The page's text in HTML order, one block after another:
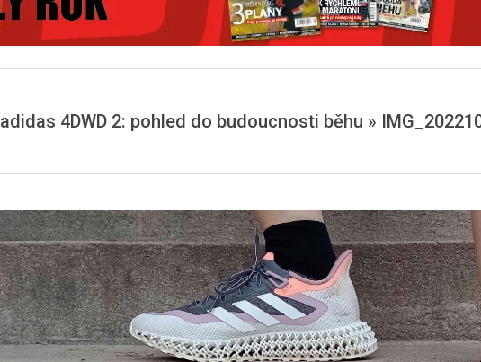
adidas 4DWD 2: pohled do budoucnosti běhu »